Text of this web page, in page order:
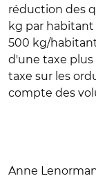
réduction des
kg par habitant
500 kg/
d'une taxe
taxe sur les
compte des
Anne